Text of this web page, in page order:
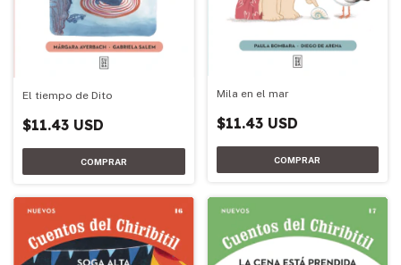
El tiempo de Dito
$11.43 USD
Mila en el mar
$11.43 USD